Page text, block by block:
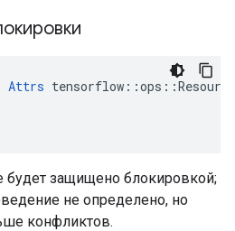
Attrs
будет защищено блокировкой;
не определено, но
конфликтов.